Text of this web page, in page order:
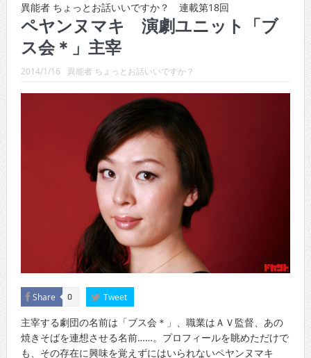
CINEMA×STYLE 289号
CINEMA×STYLE 288号
CINEMA×STYLE 287号
CINEMA×STYLE 286号
CINEMA×STYLE 285号
CINEMA×STYLE 294号
異能者 ちょっとお話いいですか？ 連載第18回
ペヤンヌマキ 演劇ユニット「ブ
ス会＊」主宰
2014/1/16 異能者 ちょっとお話いいですか？
Share 0 Tweet
主宰する劇団の名前は「ブス会＊」、職業はＡＶ監督、あの
焼きそばを連想させる名前……。プロフィールを眺めただけで
も、その存在に興味を覚えずにはいられないペヤンヌマキ